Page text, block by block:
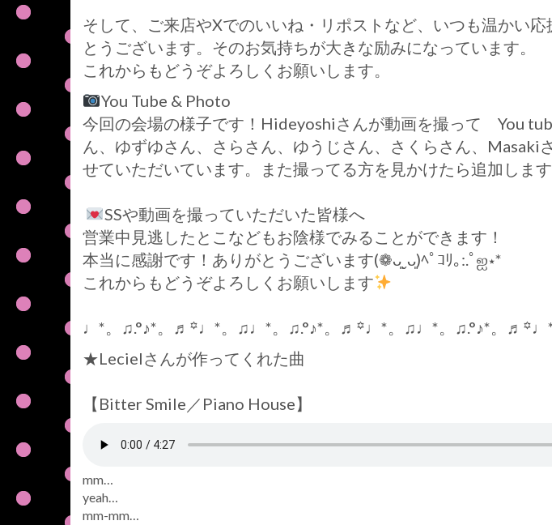
そして、ご来店やXでのいいね・リポストなど、いつも温かい
とうございます。そのお気持ちが大きな励みになっています。
これからもどうぞよろしくお願いします。
You Tube & Photo
今回の会場の様子です！Hideyoshiさんが動画を撮って You
ん、ゆずゆさん、さらさん、ゆうじさん、さくらさん、Masaki
せていただいています。また撮ってる方を見かけたら追加します
SSや動画を撮っていただいた皆様へ
営業中見逃したとこなどもお陰様でみることができます！
本当に感謝です！ありがとうございます(❁ᴗ͈ˬᴗ͈)ﾍﾟｺﾘ｡:.ﾟஐ⋆*
これからもどうぞよろしくお願いします
♩*。♫.°♪*。♬꙳♩*。♫♩*。♫.°♪*。♬꙳♩*。♫♩*。♫.°♪*。
★Lecielさんが作ってくれた曲
【Bitter Smile／Piano House】
mm…
yeah…
mm-mm…